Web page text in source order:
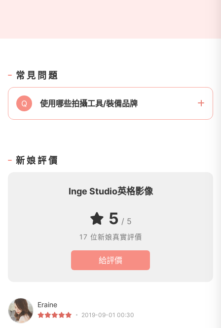
常見問題
Q 使用哪些拍攝工具/裝備品牌
新娘評價
Inge Studio英格影像
5 / 5
17 位新娘真實評價
給評價
Eraine
2019-09-01 00:30